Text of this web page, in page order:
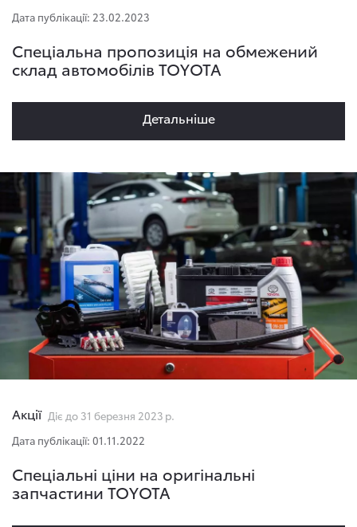
Дата публікації: 23.02.2023
Спеціальна пропозиція на обмежений
склад автомобілів TOYOTA
Детальнiше
Акції Діє до 31 березня 2023 р.
Дата публікації: 01.11.2022
Спеціальні ціни на оригінальні
запчастини TOYOTA